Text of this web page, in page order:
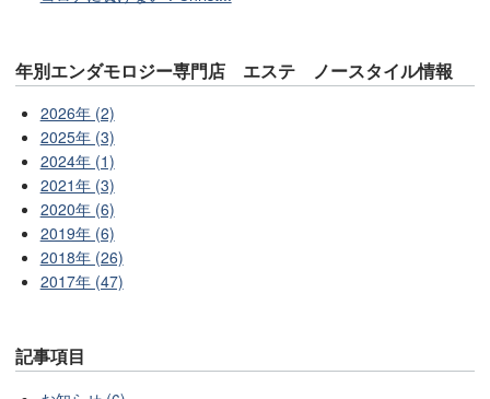
年別エンダモロジー専門店 エステ ノースタイル情報
2026年 (2)
2025年 (3)
2024年 (1)
2021年 (3)
2020年 (6)
2019年 (6)
2018年 (26)
2017年 (47)
記事項目